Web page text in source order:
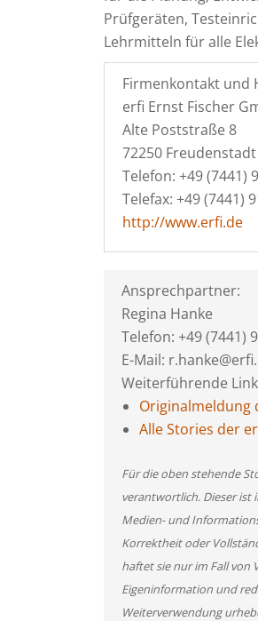
Prüfgeräten,
Lehrmitteln für alle
Firmenkontakt und
erfi Ernst Fischer
Alte Poststraße 8
72250 Freudenstadt
Telefon: +49 (7441)
Telefax: +49 (7441)
http://www.erfi.de
Ansprechpartner:
Regina Hanke
Telefon: +49 (7441)
E-Mail:
Weiterführende
Originalmeldung
Alle Stories der
Für die oben stehende
verantwortlich. Dieser ist
Medien- und
Korrektheit oder
haftet sie nur im Fall von
Eigeninformation und
Weiterverwendung